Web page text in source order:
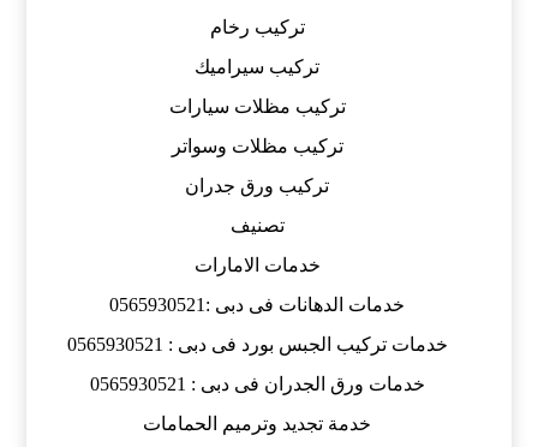
تركيب رخام
تركيب سيراميك
تركيب مظلات سيارات
تركيب مظلات وسواتر
تركيب ورق جدران
تصنيف
خدمات الامارات
خدمات الدهانات فى دبى :0565930521
خدمات تركيب الجبس بورد فى دبى : 0565930521
خدمات ورق الجدران فى دبى : 0565930521
خدمة تجديد وترميم الحمامات